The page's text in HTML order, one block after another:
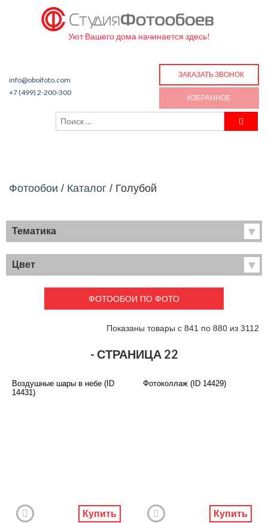
Уют Вашего дома начинается здесь!
info@oboifoto.com
+7 (499) 2-200-300
ЗАКАЗАТЬ ЗВОНОК
ИЗБРАННОЕ
Фотообои / Каталог / Голубой
Тематика
Хиты продаж
Фрески
Детские
Карты
Перспектива
Города
Живопись
Животный мир
Еда и напитки
Цвет
ФОТООБОИ ПО ФОТО
Показаны товары с 841 по 880 из 3112
- СТРАНИЦА 22
Воздушные шары в небе (ID
14431)
Купить
Фотоколлаж (ID 14429)
Купить